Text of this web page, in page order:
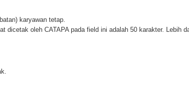
karyawan tetap.
dicetak oleh CATAPA pada field ini adalah 50 karakter. Lebih